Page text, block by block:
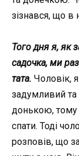
зізнався, що в
Того дня я, як
садочка, ми
тата. Чоловік,
задумливий та
донькою, тому
спати. Тоді
розповів, що